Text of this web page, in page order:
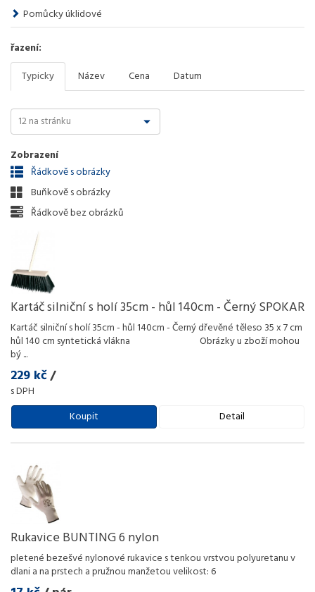
Pomůcky úklidové
řazení:
Typicky
Název Cena Datum
Zobrazení
Řádkově s obrázky
Buňkově s obrázky
Řádkově bez obrázků
Kartáč silniční s holí 35cm - hůl 140cm - Černý SPOKAR
Kartáč silniční s holí 35cm - hůl 140cm - Černý dřevěné těleso 35 x 7 cm
hůl 140 cm syntetická vlákna Obrázky u zboží mohou
bý...
229 kč/
s DPH
Koupit
Detail
Rukavice BUNTING 6 nylon
pletené bezešvé nylonové rukavice s tenkou vrstvou polyuretanu v
dlani a na prstech a pružnou manžetou velikost: 6